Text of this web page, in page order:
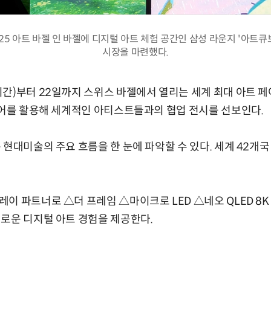
아트 바젤 인 바젤에 디지털 아트 체험 공간인 삼성 라운지 '아트
시장을 마련했다.
)부터 22일까지 스위스 바젤에서 열리는 세계 최대 아트
활용해 세계적인 아티스트들과의 협업 전시를 선보인다.
대미술의 주요 흐름을 한 눈에 파악할 수 있다. 세계 42개
이 파트너로 △더 프레임 △마이크로 LED △네오 QLED 8K
운 디지털 아트 경험을 제공한다.